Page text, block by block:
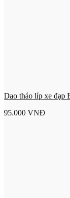
Dao tháo líp xe đạp
95.000 VNĐ